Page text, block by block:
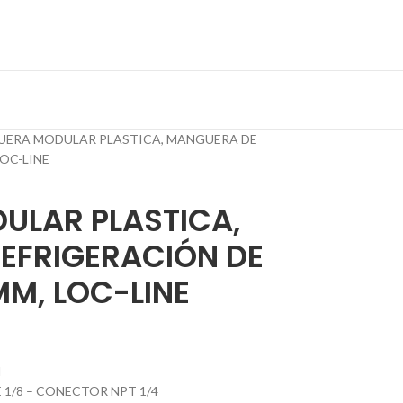
MODULAR PLASTICA, MANGUERA DE
LINE
PLASTICA,
DE
LOC-LINE
8 – CONECTOR NPT 1/4